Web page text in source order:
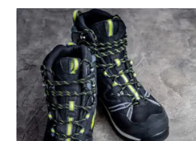
DANS
LA
GESTION
DES
DÉCHETS
D’EMBALLAGES